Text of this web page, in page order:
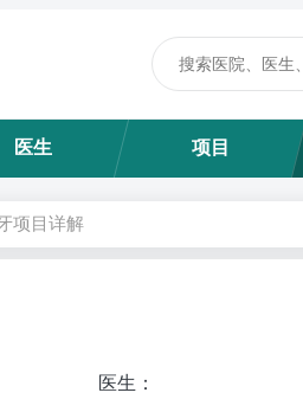
医生 项目
项目详解
医生：